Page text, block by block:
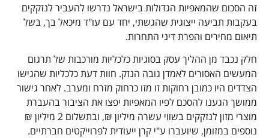
זה הסכום שהמאפיות הגדולות בישראל נדרשו להעביר לנזקקים
בעקבות תביעה ייצוגית שהגשתי, יחד עם עו"ד מיכאל בך, בשל
תיאום מחירים והפרת דיני התחרות.
חלק נכבד מן ההליך עסק בסוגיות כלכליות מורכבות של תרגום
המעשים האסורים לאמדן גובה הנזק. חוות דעת כלכליות שהגישו
הצדדים היו כמובן רחוקות זו מזו כרחוק מזרח ומערב. לאחר גישור
ממושך הגענו להסכם לפיו המאפיות יפצו את הציבור בהעברת
מוצרי מזון לנזקקים בשווי עשרה מיליון ₪, ובתשלום 2 מיליון ₪
נוספים במזומן, שיועברו ע"י קרן ייעודית לפרוייקטים חברתיים.